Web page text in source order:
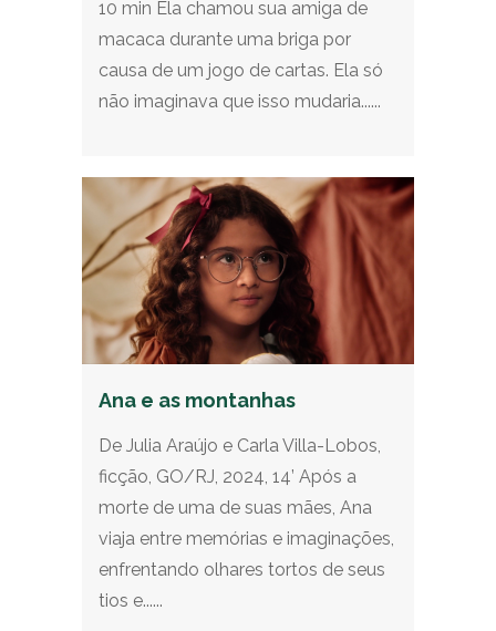
10 min Ela chamou sua amiga de
macaca durante uma briga por
causa de um jogo de cartas. Ela só
não imaginava que isso mudaria......
Ana e as montanhas
De Julia Araújo e Carla Villa-Lobos,
ficção, GO/RJ, 2024, 14’ Após a
morte de uma de suas mães, Ana
viaja entre memórias e imaginações,
enfrentando olhares tortos de seus
tios e......